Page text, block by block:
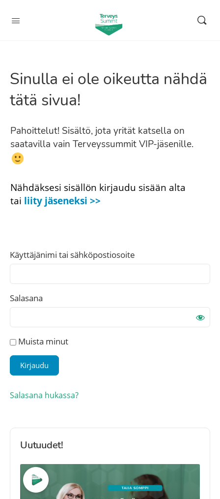
Sinulla ei ole oikeutta nähdä
tätä sivua!
Pahoittelut! Sisältö, jota yrität katsella on
saatavilla vain Terveyssummit VIP-jäsenille.
Nähdäksesi sisällön kirjaudu sisään alta
tai liity jäseneksi >>
Käyttäjänimi tai sähköpostiosoite
Salasana
Muista minut
Salasana hukassa?
Uutuudet!